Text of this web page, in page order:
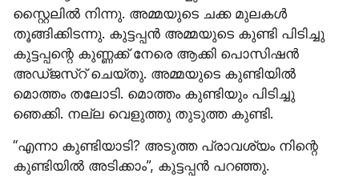
സ്റ്റൈലിൽ നിന്നു. അമ്മയുടെ ചക്ക മുലകൾ
തൂങ്ങിക്കിടന്നു. കുട്ടപ്പൻ അമ്മയുടെ കുണ്ടി പിടിച്ചു
കുട്ടപ്പന്റെ കുണ്ണക്ക് നേരെ ആക്കി പൊസിഷൻ
അഡ്ജസ്റ് ചെയ്തു. അമ്മയുടെ കുണ്ടിയിൽ
മൊത്തം തലോടി. മൊത്തം കുണ്ടിയും പിടിച്ചു
ഞെക്കി. നല്ല വെളുത്തു തുടുത്ത കുണ്ടി.
“എന്നാ കുണ്ടിയാടി? അടുത്ത പ്രാവശ്യം നിന്റെ
കുണ്ടിയിൽ അടിക്കാം”, കുട്ടപ്പൻ പറഞ്ഞു.